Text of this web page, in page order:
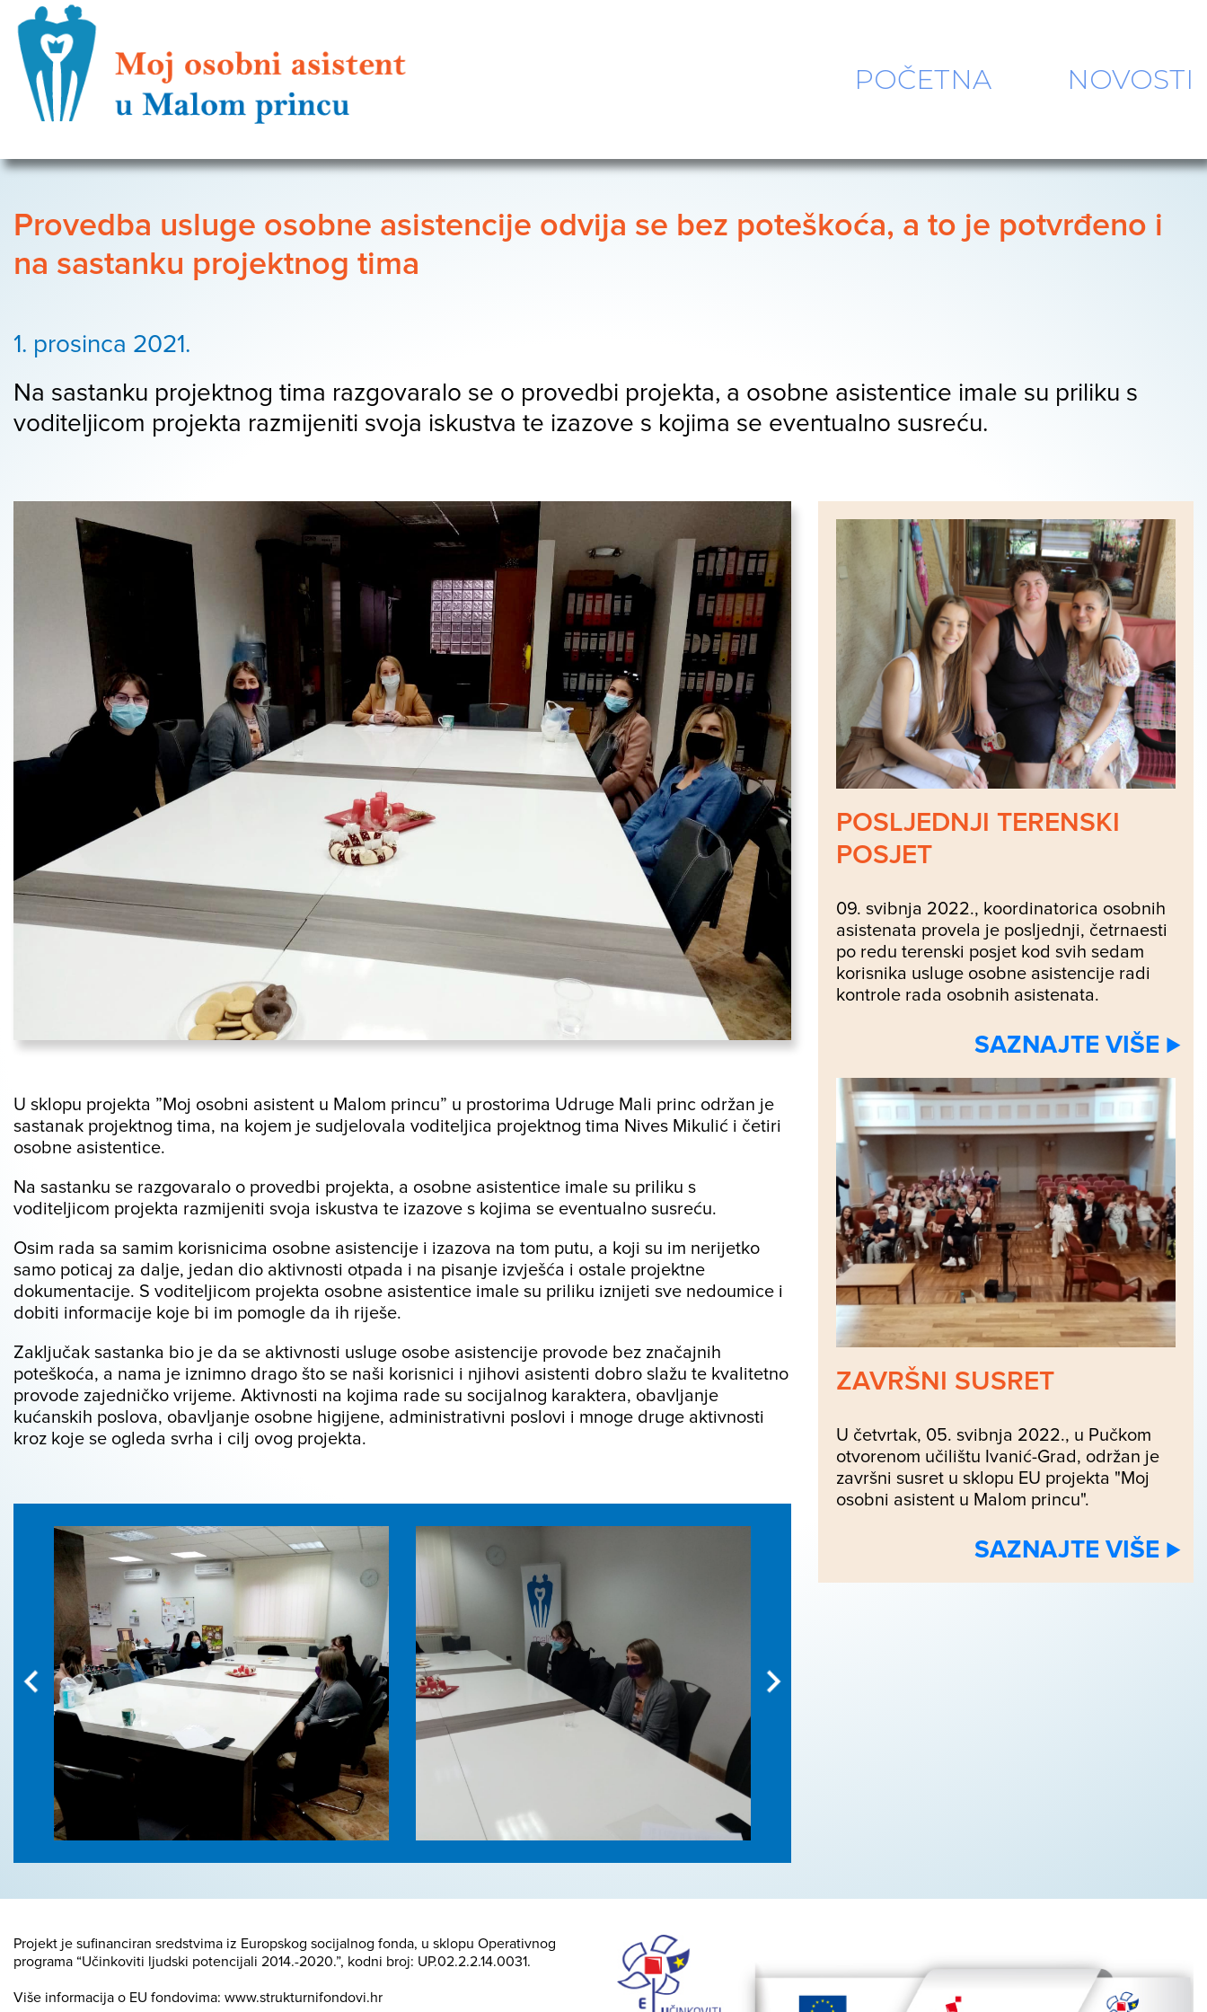
POČETNA NOVOSTI
Provedba usluge osobne asistencije odvija se bez poteškoća, a to je potvrđeno i
na sastanku projektnog tima
1. prosinca 2021.
Na sastanku projektnog tima razgovaralo se o provedbi projekta, a osobne asistentice imale su priliku s
voditeljicom projekta razmijeniti svoja iskustva te izazove s kojima se eventualno susreću.
U sklopu projekta ”Moj osobni asistent u Malom princu” u prostorima Udruge Mali princ održan je
sastanak projektnog tima, na kojem je sudjelovala voditeljica projektnog tima Nives Mikulić i četiri
osobne asistentice.
Na sastanku se razgovaralo o provedbi projekta, a osobne asistentice imale su priliku s
voditeljicom projekta razmijeniti svoja iskustva te izazove s kojima se eventualno susreću.
Osim rada sa samim korisnicima osobne asistencije i izazova na tom putu, a koji su im nerijetko
samo poticaj za dalje, jedan dio aktivnosti otpada i na pisanje izvješća i ostale projektne
dokumentacije. S voditeljicom projekta osobne asistentice imale su priliku iznijeti sve nedoumice i
dobiti informacije koje bi im pomogle da ih riješe.
Zaključak sastanka bio je da se aktivnosti usluge osobe asistencije provode bez značajnih
poteškoća, a nama je iznimno drago što se naši korisnici i njihovi asistenti dobro slažu te kvalitetno
provode zajedničko vrijeme. Aktivnosti na kojima rade su socijalnog karaktera, obavljanje
kućanskih poslova, obavljanje osobne higijene, administrativni poslovi i mnoge druge aktivnosti
kroz koje se ogleda svrha i cilj ovog projekta.
POSLJEDNJI TERENSKI
POSJET
09. svibnja 2022., koordinatorica osobnih
asistenata provela je posljednji, četrnaesti
po redu terenski posjet kod svih sedam
korisnika usluge osobne asistencije radi
kontrole rada osobnih asistenata.
SAZNAJTE VIŠE ⊲
ZAVRŠNI SUSRET
U četvrtak, 05. svibnja 2022., u Pučkom
otvorenom učilištu Ivanić-Grad, održan je
završni susret u sklopu EU projekta "Moj
osobni asistent u Malom princu".
SAZNAJTE VIŠE ⊲
Projekt je sufinanciran sredstvima iz Europskog socijalnog fonda, u sklopu Operativnog
programa “Učinkoviti ljudski potencijali 2014.-2020.”, kodni broj: UP.02.2.2.14.0031.
Više informacija o EU fondovima: www.strukturnifondovi.hr